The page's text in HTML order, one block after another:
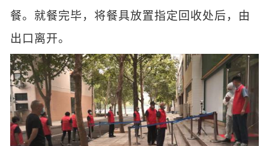
餐。就餐完毕，将餐具放置指定回收处后，由
出口离开。